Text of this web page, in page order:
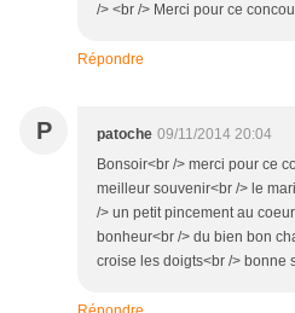
/> <br /> Merci pour ce
Répondre
P patoche 09/11/2014 20:04
Bonsoir<br /> merci pour ce
meilleur souvenir<br /> le
/> un petit pincement au
bonheur<br /> du bien bon
croise les doigts<br /> bonne